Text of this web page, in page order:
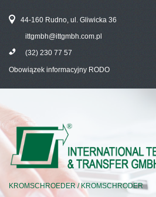
44-160 Rudno, ul. Gliwicka 36
ittgmbh@ittgmbh.com.pl
(32) 230 77 57
Obowiązek informacyjny RODO
KROMSCHROEDER / KROMSCHRODER